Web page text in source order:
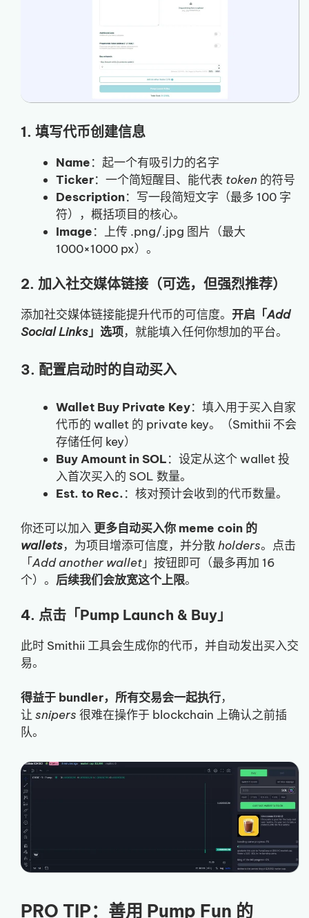
1. 填写代币创建信息
Name：起一个有吸引力的名字
Ticker：一个简短醒目、能代表 token 的符号
Description：写一段简短文字（最多 100 字
符），概括项目的核心。
Image：上传 .png/.jpg 图片（最大
1000×1000 px）。
2. 加入社交媒体链接（可选，但强烈推荐）
添加社交媒体链接能提升代币的可信度。 开启「Add
Social Links」选项，就能填入任何你想加的平台。
3. 配置启动时的自动买入
Wallet Buy Private Key：填入用于买入自家
代币的 wallet 的 private key。（Smithii 不会
存储任何 key）
Buy Amount in SOL：设定从这个 wallet 投
入首次买入的 SOL 数量。
Est. to Rec.：核对预计会收到的代币数量。
你还可以加入更多自动买入你 meme coin 的
wallets，为项目增添可信度，并分散holders。点击
「Add another wallet」按钮即可（最多再加 16
个）。 后续我们会放宽这个上限。
4. 点击「Pump Launch & Buy」
此时 Smithii 工具会生成你的代币，并自动发出买入交
易。
得益于 bundler，所有交易会一起执行，
让snipers 很难在操作于 blockchain 上确认之前插
队。
PRO TIP：善用 Pump Fun 的